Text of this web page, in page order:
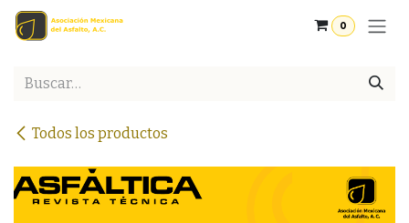
Ir al contenido
0
Todos los productos